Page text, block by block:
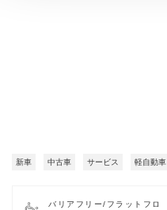
新車 中古車 サービス 軽自動車
バリアフリー/フラットフロ